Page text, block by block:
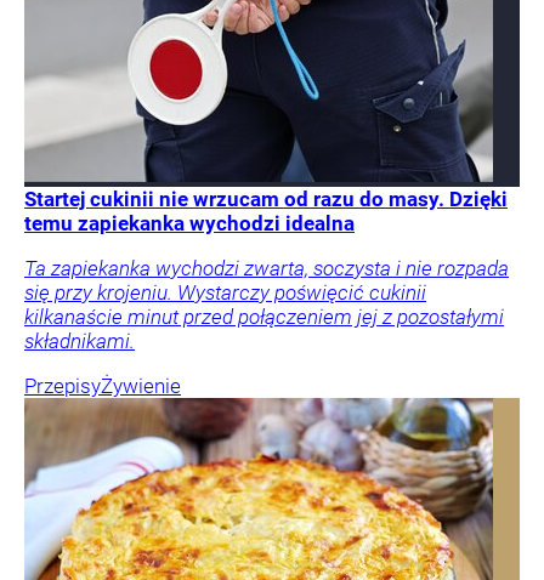
Startej cukinii nie wrzucam od razu do masy. Dzięki
temu zapiekanka wychodzi idealna
Ta zapiekanka wychodzi zwarta, soczysta i nie rozpada
się przy krojeniu. Wystarczy poświęcić cukinii
kilkanaście minut przed połączeniem jej z pozostałymi
składnikami.
PrzepisyŻywienie